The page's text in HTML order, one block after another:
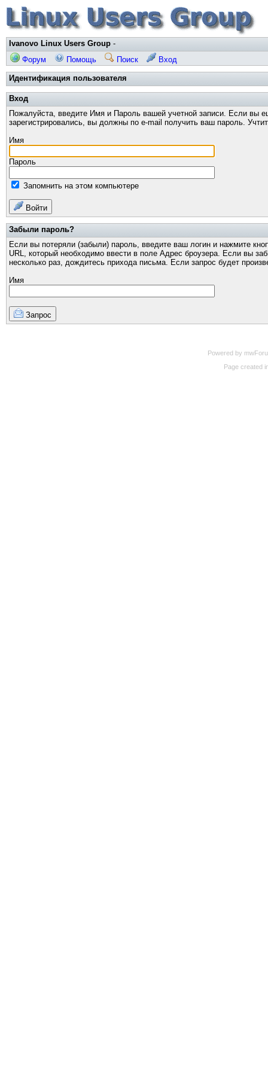
Ivanovo Linux Users Group -
Форум
Помощь Поиск Вход
Идентификация пользователя
Вход
Пожалуйста, введите Имя и Пароль вашей учетной записи. Если вы
зарегистрировались, вы должны по e-mail получить ваш пароль.
Имя
Пароль
Запомнить на этом компьютере
Войти
Забыли пароль?
Если вы потеряли (забыли) пароль, введите ваш логин и нажмите
URL, который необходимо ввести в поле Адрес броузера. Если вы
несколько раз, дождитесь прихода письма. Если запрос будет
Имя
Запрос
Powered by
Page created